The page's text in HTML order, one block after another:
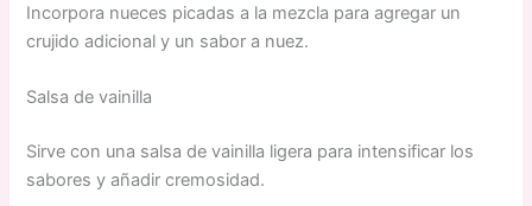
Incorpora nueces picadas a la mezcla para agregar un
crujido adicional y un sabor a nuez.
Salsa de vainilla
Sirve con una salsa de vainilla ligera para intensificar los
sabores y añadir cremosidad.